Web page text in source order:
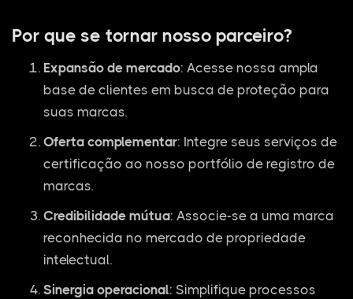
Por que se tornar nosso parceiro?
Expansão de mercado: Acesse nossa ampla
base de clientes em busca de proteção para
suas marcas.
Oferta complementar: Integre seus serviços de
certificação ao nosso portfólio de registro de
marcas.
Credibilidade mútua: Associe-se a uma marca
reconhecida no mercado de propriedade
intelectual.
Sinergia operacional: Simplifique processos